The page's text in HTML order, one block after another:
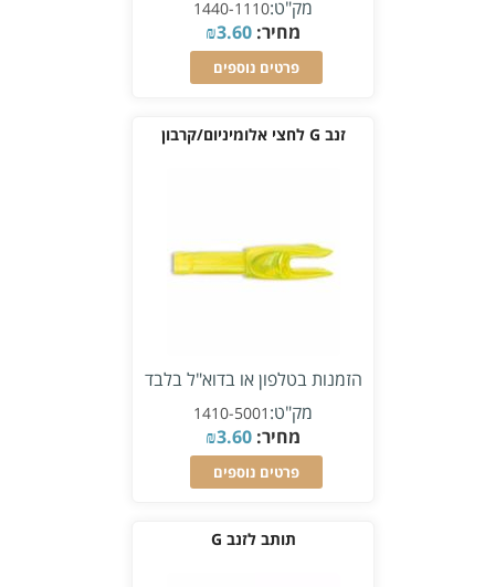
מק"ט:1440-1110
מחיר: ₪3.60
פרטים נוספים
זנב G לחצי אלומיניום/קרבון
הזמנות בטלפון או בדוא"ל בלבד
מק"ט: 1410-5001
מחיר: ₪3.60
פרטים נוספים
תותב לזנב G